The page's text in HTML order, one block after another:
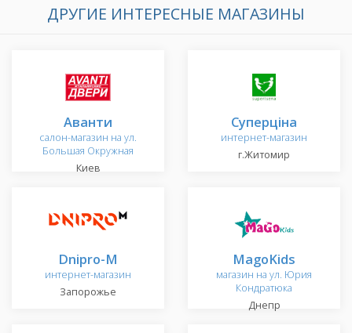
ДРУГИЕ ИНТЕРЕСНЫЕ МАГАЗИНЫ
Аванти
салон-магазин на ул.
Большая Окружная
Киев
Суперціна
интернет-магазин
г.Житомир
Dnipro-M
интернет-магазин
Запорожье
MagoKids
магазин на ул. Юрия
Кондратюка
Днепр